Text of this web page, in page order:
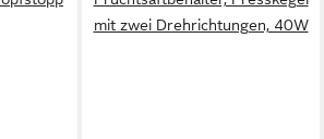
mit zwei Drehrichtungen, 40W